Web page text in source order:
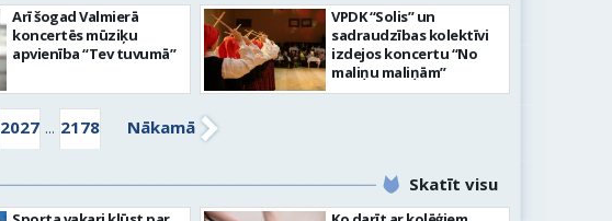
Arī šogad Valmierā
koncertēs mūziķu
apvienība “Tev tuvumā”
VPDK “Solis” un
sadraudzības kolektīvi
izdejos koncertu “No
maliņu maliņām”
2027 ... 2178 Nākamā
Skatīt visu